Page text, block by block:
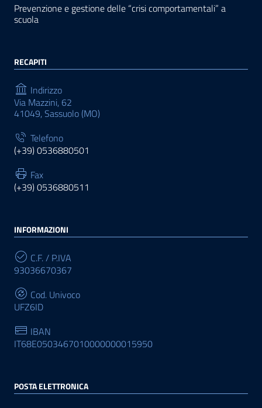
Prevenzione e gestione delle “crisi comportamentali” a
scuola
RECAPITI
Indirizzo
Via Mazzini, 62
41049, Sassuolo (MO)
Telefono
(+39) 0536880501
Fax
(+39) 0536880511
INFORMAZIONI
C.F. / P.IVA
93036670367
Cod. Univoco
UFZ6ID
IBAN
IT68E0503467010000000015950
POSTA ELETTRONICA